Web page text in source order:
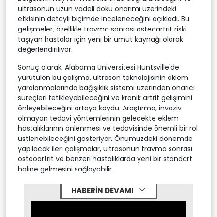
ultrasonun uzun vadeli doku onarımı üzerindeki
etkisinin detaylı biçimde inceleneceğini açıkladı. Bu
gelişmeler, özellikle travma sonrası osteoartrit riski
taşıyan hastalar için yeni bir umut kaynağı olarak
değerlendiriliyor.
Sonuç olarak, Alabama Üniversitesi Huntsville'de
yürütülen bu çalışma, ultrason teknolojisinin eklem
yaralanmalarında bağışıklık sistemi üzerinden onarıcı
süreçleri tetikleyebileceğini ve kronik artrit gelişimini
önleyebileceğini ortaya koydu. Araştırma, invaziv
olmayan tedavi yöntemlerinin gelecekte eklem
hastalıklarının önlenmesi ve tedavisinde önemli bir rol
üstlenebileceğini gösteriyor. Önümüzdeki dönemde
yapılacak ileri çalışmalar, ultrasonun travma sonrası
osteoartrit ve benzeri hastalıklarda yeni bir standart
haline gelmesini sağlayabilir.
HABERİN DEVAMI